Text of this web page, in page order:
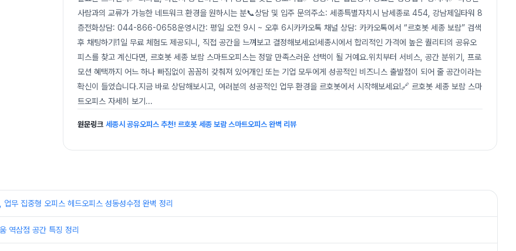
사람과의 교류가 가능한 네트워크 환경을 원하시는 분📞상담 및 입주 문의주소: 세종특별자치시 남세종로 454, 강남제일타워 8
층전화상담: 044-866-0658운영시간: 평일 오전 9시 ~ 오후 6시카카오톡 채널 상담: 카카오톡에서 “르호봇 세종 보람” 검색
후 채팅하기!1일 무료 체험도 제공되니, 직접 공간을 느껴보고 결정해보세요!세종시에서 합리적인 가격에 높은 퀄리티의 공유오
피스를 찾고 계신다면, 르호봇 세종 보람 스마트오피스는 정말 만족스러운 선택이 될 거예요.위치부터 서비스, 공간 분위기, 프로
모션 혜택까지 어느 하나 빠짐없이 꼼꼼히 갖춰져 있어개인 또는 기업 모두에게 성공적인 비즈니스 출발점이 되어 줄 공간이라는
확신이 들었습니다.지금 바로 상담해보시고, 여러분의 성공적인 업무 환경을 르호봇에서 시작해보세요!🔗 르호봇 세종 보람 스마
트오피스 자세히 보기 ...
원문링크 세종시 공유오피스 추천! 르호봇 세종 보람 스마트오피스 완벽 리뷰
업무 집중형 오피스 헤드오피스 성동성수점 완벽 정리
역삼점 공간 특징 정리